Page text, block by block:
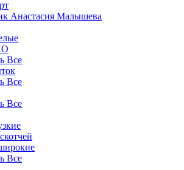
Анастасия Малышева
Все
Все
Все
Все